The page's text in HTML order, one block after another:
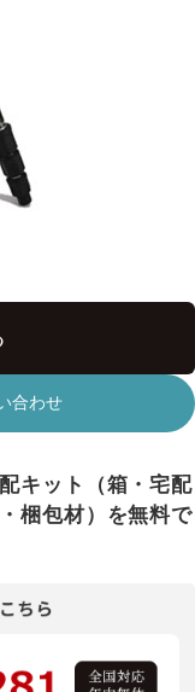
合わせ
キット（箱・宅配
梱包材）を無料で